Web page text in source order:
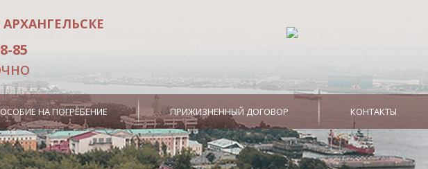
85
НА ПОГРЕБЕНИЕ ПРИЖИЗНЕННЫЙ ДОГОВОР КОНТАКТЫ